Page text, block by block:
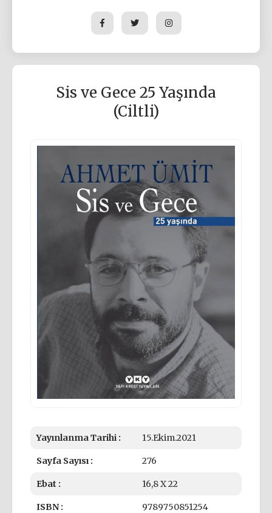
Sis ve Gece 25 Yaşında
(Ciltli)
Yayınlanma Tarihi : 15.Ekim.2021
Sayfa Sayısı : 276
Ebat : 16,8 X 22
ISBN : 9789750851254